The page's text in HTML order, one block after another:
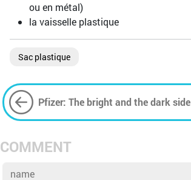
ou en métal)
la vaisselle plastique
Sac plastique
Pfizer: The bright and the dark side
COMMENT